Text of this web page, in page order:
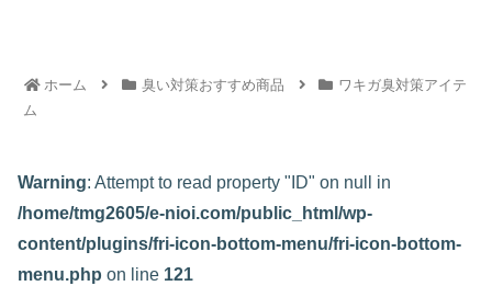
ホーム 臭い対策おすすめ商品
ワキガ臭対策アイテ
ム
Warning: Attempt to read property "ID" on null in
/home/tmg2605/e-nioi.com/public_html/wp-
content/plugins/fri-icon-bottom-menu/fri-icon-bottom-
menu.php on line 121